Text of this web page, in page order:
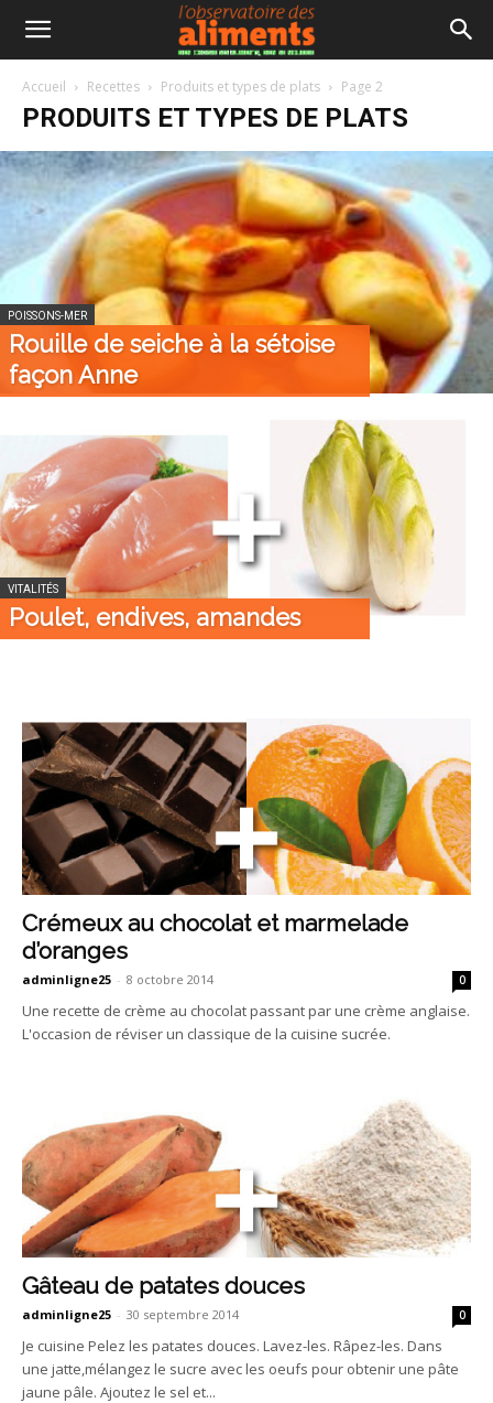
Accueil Recettes Produits et types de plats Page 2
PRODUITS ET TYPES DE PLATS
POISSONS-MER
Rouille de seiche à la sétoise
façon Anne
VITALITÉS
Poulet, endives, amandes
Crémeux au chocolat et marmelade
d’oranges
adminligne25 - 8 octobre 2014 0
Une recette de crème au chocolat passant par une crème anglaise.
L'occasion de réviser un classique de la cuisine sucrée.
Gâteau de patates douces
adminligne25 - 30 septembre 2014 0
Je cuisine Pelez les patates douces. Lavez-les. Râpez-les. Dans
une jatte,mélangez le sucre avec les oeufs pour obtenir une pâte
jaune pâle. Ajoutez le sel et...